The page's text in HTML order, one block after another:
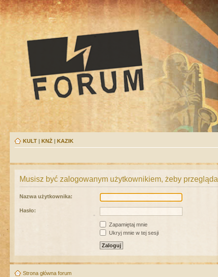
KULT | KNŻ | KAZIK
Musisz być zalogowanym użytkownikiem, żeby
Nazwa użytkownika:
Hasło:
Zapamiętaj mnie
Ukryj mnie w tej sesji
Strona główna forum